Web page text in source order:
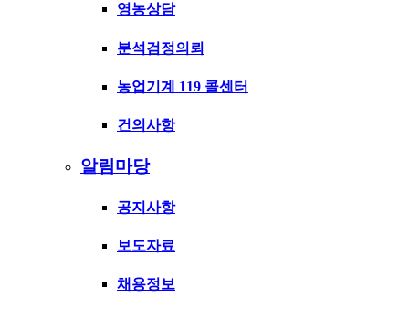
영농상담
분석검정의뢰
농업기계 119 콜센터
건의사항
알림마당
공지사항
보도자료
채용정보